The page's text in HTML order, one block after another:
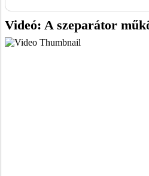
Videó: A szeparátor